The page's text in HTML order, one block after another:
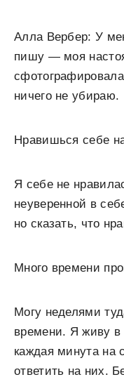
Алла Вербер: У
пишу — моя
ничего не убираю.
Нравишься себе
Я себе не
неуверенной в
но сказать, что
Много времени
Могу неделями
времени. Я живу в
каждая минута на
ответить на них.